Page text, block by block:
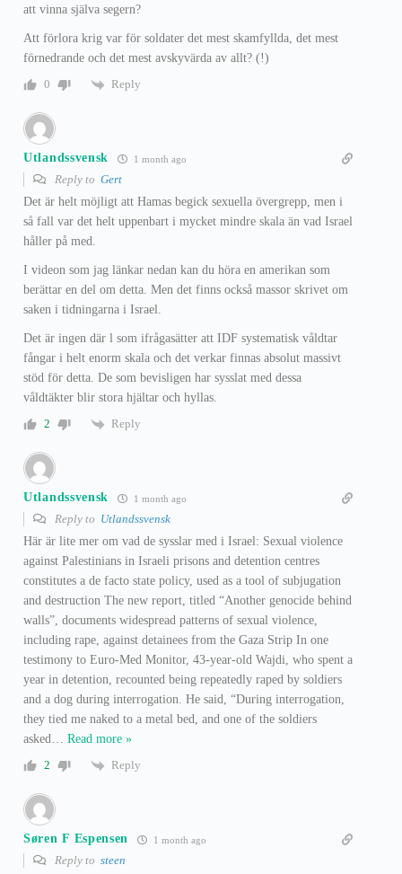
att vinna själva segern?
Att förlora krig var för soldater det mest skamfyllda, det mest
förnedrande och det mest avskyvärda av allt? (!)
0
Reply
Utlandssvensk 1 month ago
Reply to Gert
Det är helt möjligt att Hamas begick sexuella övergrepp, men i
så fall var det helt uppenbart i mycket mindre skala än vad Israel
håller på med.
I videon som jag länkar nedan kan du höra en amerikan som
berättar en del om detta. Men det finns också massor skrivet om
saken i tidningarna i Israel.
Det är ingen där l som ifrågasätter att IDF systematisk våldtar
fångar i helt enorm skala och det verkar finnas absolut massivt
stöd för detta. De som bevisligen har sysslat med dessa
våldtäkter blir stora hjältar och hyllas.
2
Reply
Utlandssvensk 1 month ago
Reply to Utlandssvensk
Här är lite mer om vad de sysslar med i Israel: Sexual violence
against Palestinians in Israeli prisons and detention centres
constitutes a de facto state policy, used as a tool of subjugation
and destruction The new report, titled “Another genocide behind
walls”, documents widespread patterns of sexual violence,
including rape, against detainees from the Gaza Strip In one
testimony to Euro-Med Monitor, 43-year-old Wajdi, who spent a
year in detention, recounted being repeatedly raped by soldiers
and a dog during interrogation. He said, “During interrogation,
they tied me naked to a metal bed, and one of the soldiers
asked
Read more »
2
Reply
Søren F Espensen 1 month ago
Reply to steen